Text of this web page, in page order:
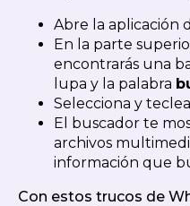
Abre la aplicación
En la parte
encontrarás una
lupa y la palabra
Selecciona y
El buscador te
archivos
información que
Con estos trucos de